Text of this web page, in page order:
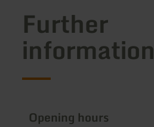
Further
information
Opening hours